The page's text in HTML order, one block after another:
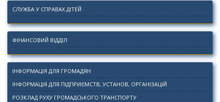
СЛУЖБА У СПРАВАХ ДІТЕЙ
ФІНАНСОВИЙ ВІДДІЛ
ІНФОРМАЦІЯ ДЛЯ ГРОМАДЯН
ІНФОРМАЦІЯ ДЛЯ ПІДПРИЄМСТВ, УСТАНОВ, ОРГАНІЗАЦІЙ
РОЗКЛАД РУХУ ГРОМАДСЬКОГО ТРАНСПОРТУ